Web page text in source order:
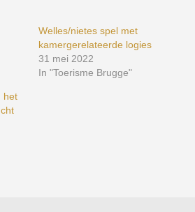
Welles/nietes spel met
kamergerelateerde logies
31 mei 2022
In "Toerisme Brugge"
het